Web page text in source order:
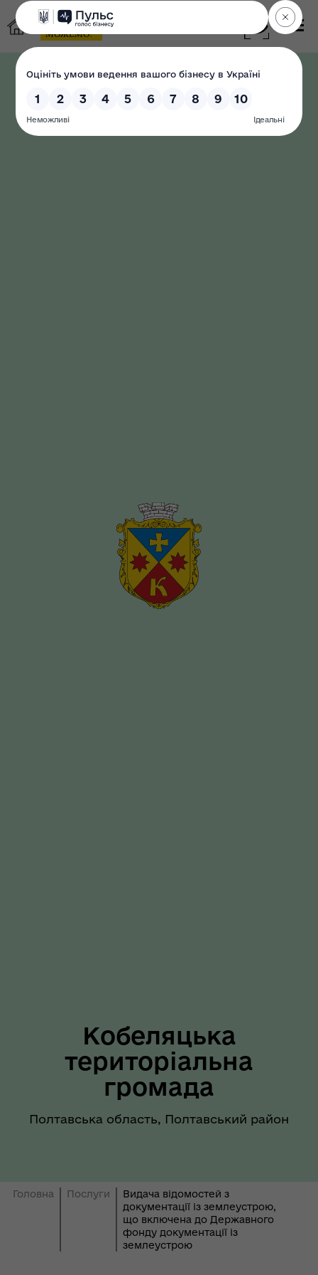
Кобеляцька
територіальна
громада
Полтавська область, Полтавський район
Головна Послуги
Видача відомостей з
документації із землеустрою,
що включена до Державного
фонду документації із
землеустрою